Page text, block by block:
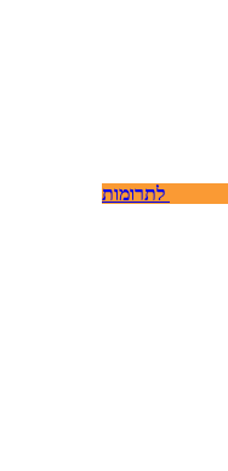
לתרומות